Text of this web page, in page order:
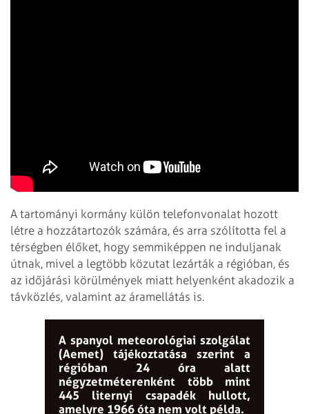
A tartományi kormány külön telefonvonalat hozott
létre a hozzátartozók számára, és arra szólította fel a
térségben élőket, hogy semmiképpen ne induljanak
útnak, mivel a legtöbb közutat lezárták a régióban, és
az időjárási körülmények miatt helyenként akadozik a
távközlés, valamint az áramellátás is.
A spanyol meteorológiai szolgálat
(Aemet) tájékoztatása szerint a
régióban 24 óra alatt
négyzetméterenként több mint
445 liternyi csapadék hullott,
amelyre 1966 óta nem volt példa.